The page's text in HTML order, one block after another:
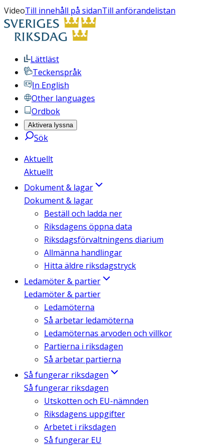
VideoTill innehåll på sidanTill anförandelistan
Lättläst
Teckenspråk
In English
Other languages
Ordbok
Aktivera lyssna
Sök
Aktuellt
Aktuellt
Dokument & lagar
Dokument & lagar
Beställ och ladda ner
Riksdagens öppna data
Riksdagsförvaltningens diarium
Allmänna handlingar
Hitta äldre riksdagstryck
Ledamöter & partier
Ledamöter & partier
Ledamöterna
Så arbetar ledamöterna
Ledamöternas arvoden och villkor
Partierna i riksdagen
Så arbetar partierna
Så fungerar riksdagen
Så fungerar riksdagen
Utskotten och EU-nämnden
Riksdagens uppgifter
Arbetet i riksdagen
Så fungerar EU